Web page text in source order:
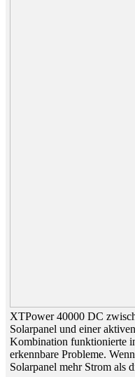
XTPower 40000 DC
Solarpanel und einer
Kombination funktionierte
erkennbare Probleme.
Solarpanel mehr Strom als